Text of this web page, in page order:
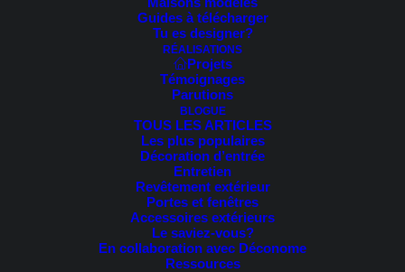
Guides à télécharger
Tu es designer?
RÉALISATIONS
Projets
Témoignages
Parutions
BLOGUE
TOUS LES ARTICLES
Les plus populaires
Décoration d’entrée
Entretien
Revêtement extérieur
Portes et fenêtres
Accessoires extérieurs
Le saviez-vous?
En collaboration avec Déconome
Ressources
Voici le seul résultat